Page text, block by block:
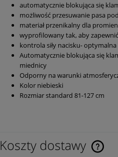
automatycznie blokująca się
możliwość przesuwanie pasa
materiał przenikalny dla
wyprofilowany tak, aby
kontrola siły nacisku-
Automatycznie blokująca się
miednicy
Odporny na warunki
Kolor niebieski
Rozmiar standard 81-127 cm
Koszty dostawy